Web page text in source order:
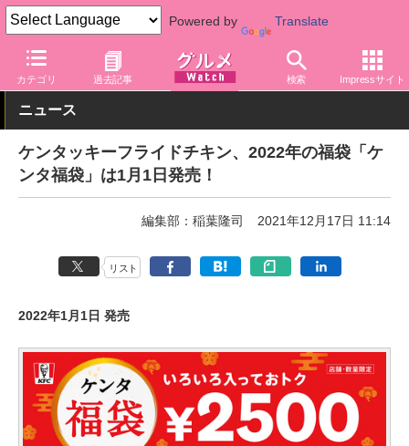
Powered by Translate
カテゴリ 過去記事 検索 Impressサイト
グルメ Watch 店舗 ファストフード ケンタッキーフライドチキ
ニュース
ケンタッキーフライドチキン、2022年の福袋「ケ
ンタ福袋」は1月1日発売！
編集部：稲葉隆司 2021年12月17日 11:14
リスト
2022年1月1日 発売